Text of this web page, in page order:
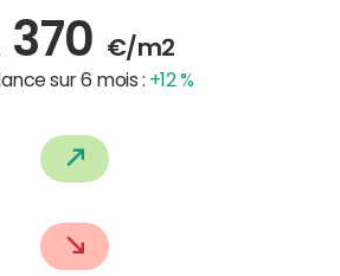
370 €/m2
sur 6 mois : +12 %